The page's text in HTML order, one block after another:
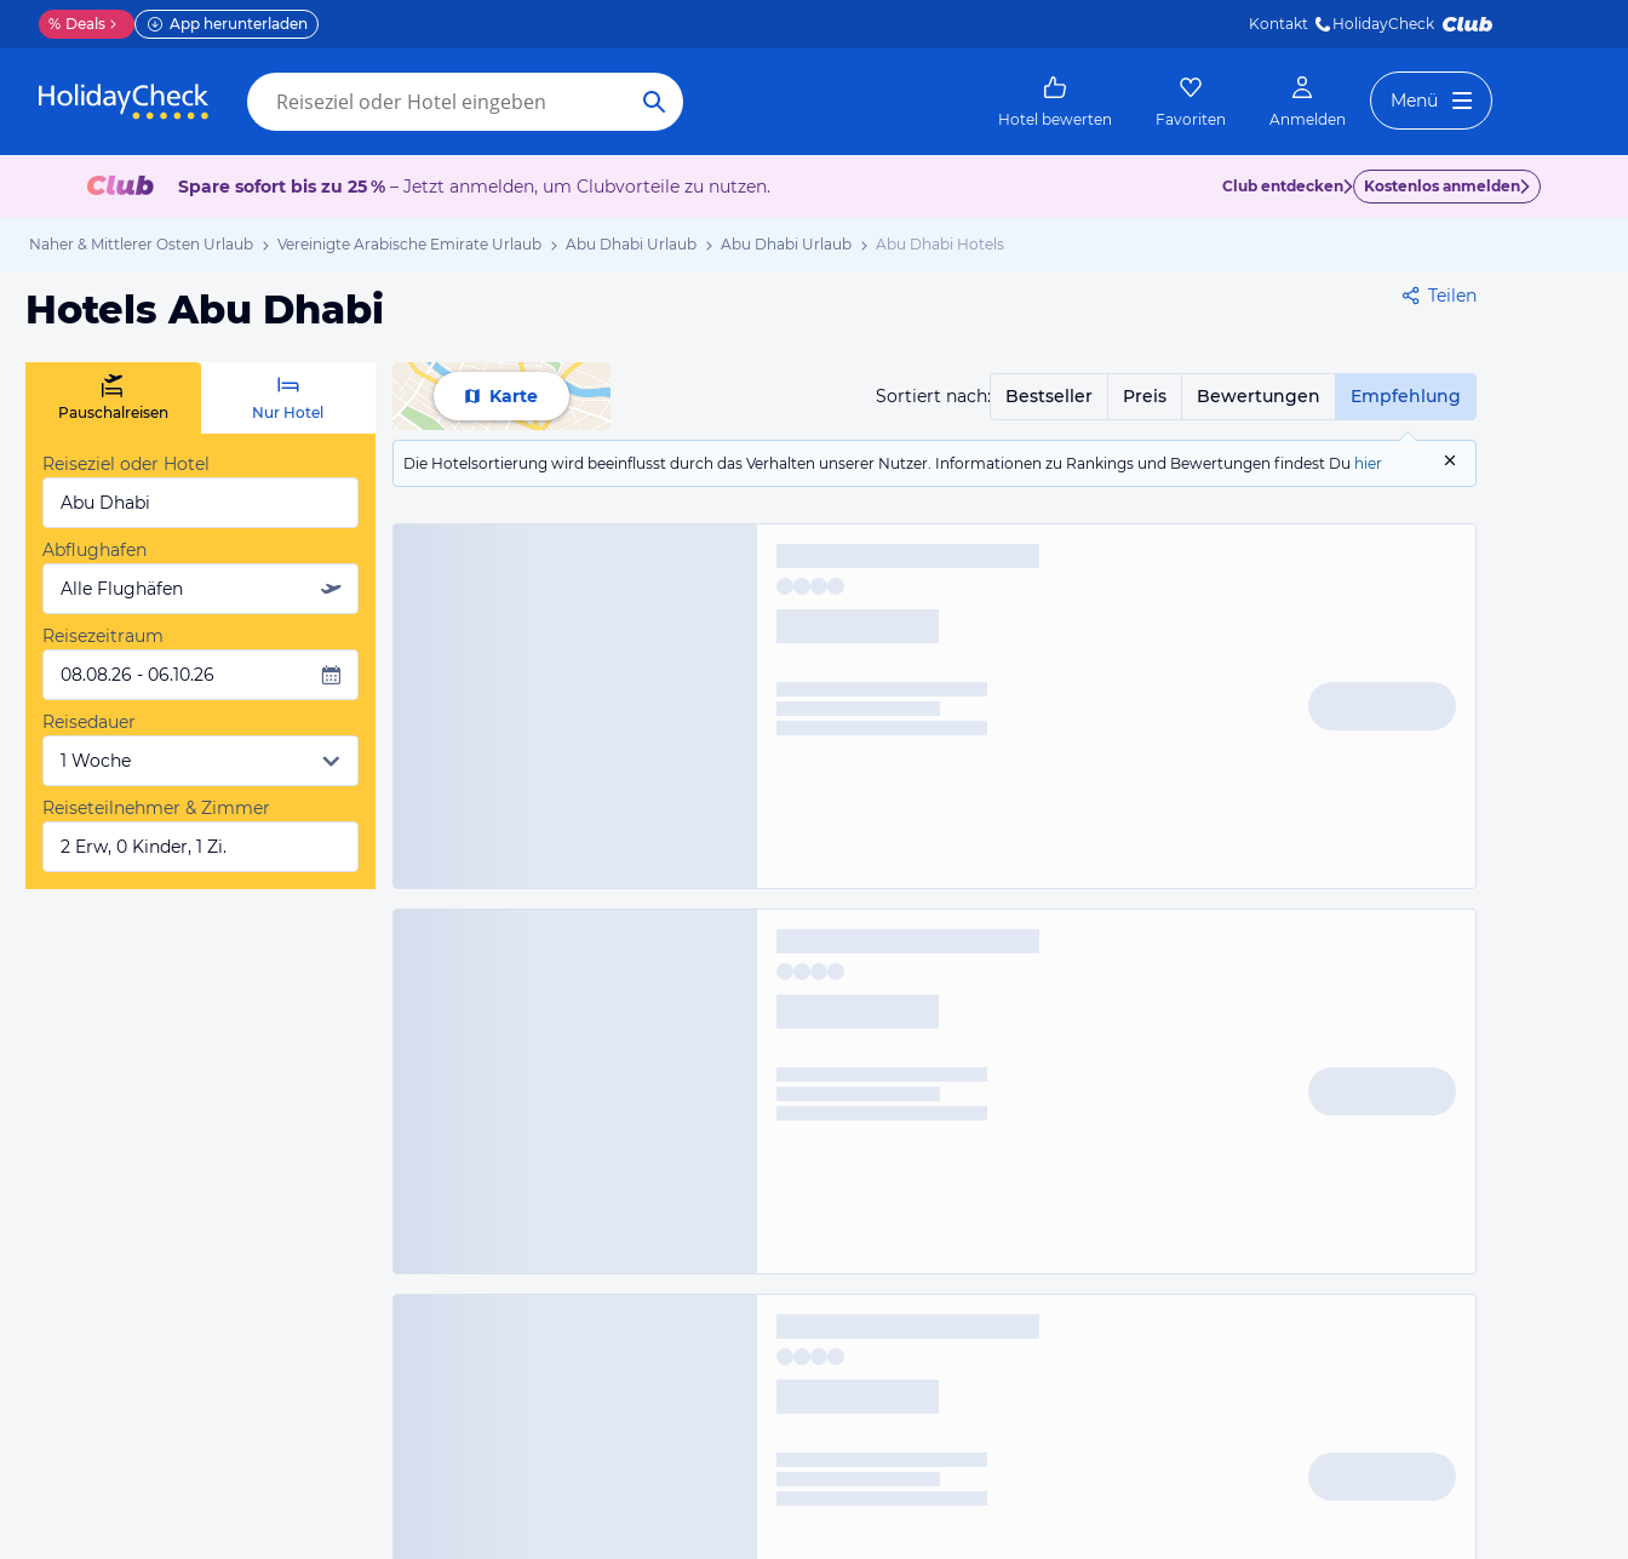
% Deals App herunterladen Kontakt HolidayCheck
Hotel bewerten Favoriten Anmelden
Menü
Spare sofort bis zu 25 % – Jetzt anmelden, um Clubvorteile zu nutzen. Club entdecken Kostenlos anmelden
Naher & Mittlerer Osten Urlaub Vereinigte Arabische Emirate Urlaub Abu Dhabi Urlaub Abu Dhabi Urlaub Abu Dhabi Hotels
Hotels Abu Dhabi Teilen
Karte Sortiert nach: Bestseller Preis Bewertungen Empfehlung
Die Hotelsortierung wird beeinflusst durch das Verhalten unserer Nutzer. Informationen zu Rankings und Bewertungen findest Du hier
Pauschalreisen Nur Hotel
Reiseziel oder Hotel
Abu Dhabi
Abflughafen
Alle Flughäfen
Reisezeitraum
08.08.26 - 06.10.26
Reisedauer
Reiseteilnehmer & Zimmer
2 Erw, 0 Kinder, 1 Zi.